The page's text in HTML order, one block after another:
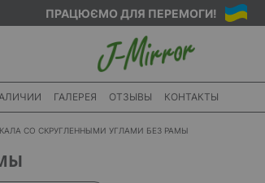
ПРАЦЮЄМО ДЛЯ ПЕРЕМОГИ!
ГАЛЕРЕЯ ОТЗЫВЫ КОНТАКТЫ
СО СКРУГЛЕННЫМИ УГЛАМИ БЕЗ РАМЫ